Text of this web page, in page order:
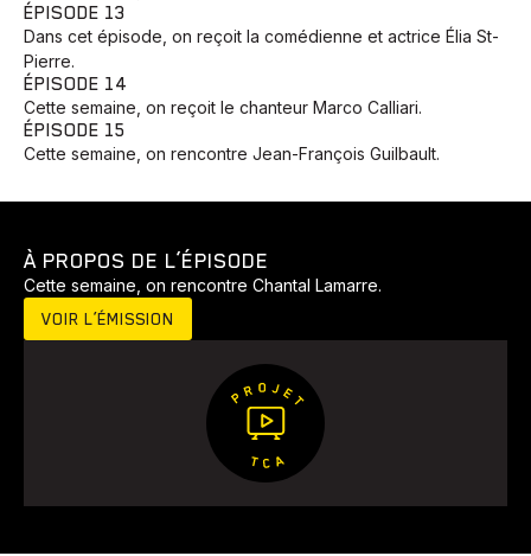
Animaux Avenir
ÉPISODE 13
Dans cet épisode, on reçoit la comédienne et actrice Élia St-
Pierre.
ÉPISODE 14
Cette semaine, on reçoit le chanteur Marco Calliari.
ÉPISODE 15
Cette semaine, on rencontre Jean-François Guilbault.
À PROPOS DE L’ÉPISODE
Cette semaine, on rencontre Chantal Lamarre.
VOIR L’ÉMISSION